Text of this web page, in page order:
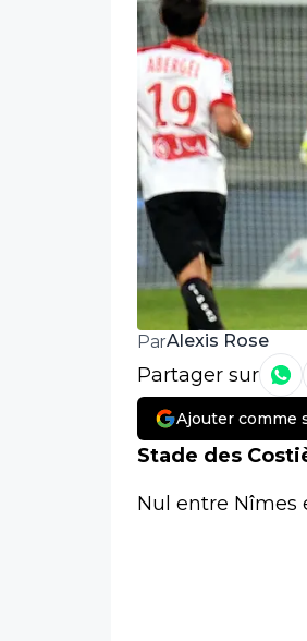
ParAlexis Rose
Partager sur
Ajouter comme
Stade des
Nul entre Nîmes